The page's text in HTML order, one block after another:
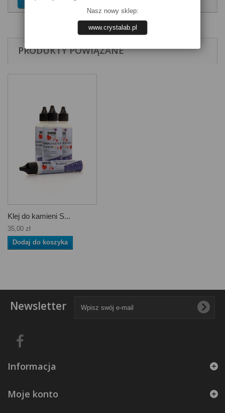
PRODUKTY POWIĄZANE
Klej do kamieni S...
35,00 zł
Dodaj do koszyka
Newsletter
Informacja
Moje konto
Nasz nowy sklep:
www.crystalab.pl